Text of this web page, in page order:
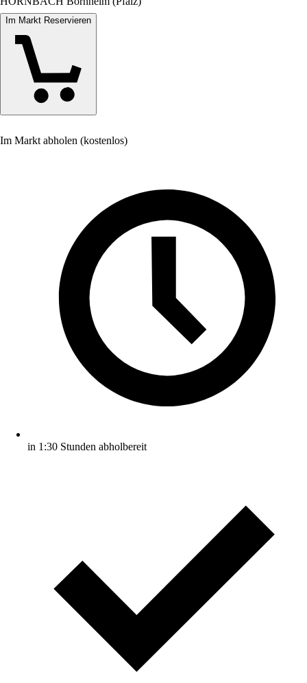
Im Markt Reservieren
Im Markt abholen (kostenlos)
in 1:30 Stunden abholbereit